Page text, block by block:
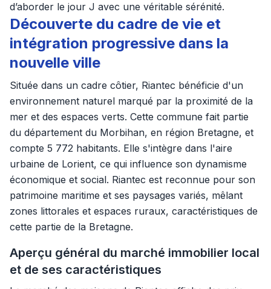
d’aborder le jour J avec une véritable sérénité.
Découverte du cadre de vie et
intégration progressive dans la
nouvelle ville
Située dans un cadre côtier, Riantec bénéficie d'un
environnement naturel marqué par la proximité de la
mer et des espaces verts. Cette commune fait partie
du département du Morbihan, en région Bretagne, et
compte 5 772 habitants. Elle s'intègre dans l'aire
urbaine de Lorient, ce qui influence son dynamisme
économique et social. Riantec est reconnue pour son
patrimoine maritime et ses paysages variés, mêlant
zones littorales et espaces ruraux, caractéristiques de
cette partie de la Bretagne.
Aperçu général du marché immobilier local
et de ses caractéristiques